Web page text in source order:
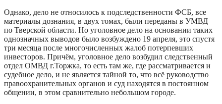
Однако, дело не относилось к подследственности ФСБ, все
материалы дознания, в двух томах, были переданы в УМВД
по Тверской области. Но уголовное дело на основании таких
однозначных выводов было возбуждено 19 апреля, это спустя
три месяца после многочисленных жалоб потерпевших
инвесторов. Причём, уголовное дело возбудил следственный
отдел ОМВД г.Торжка, то есть там же, где рассматривается и
судебное дело, и не является тайной то, что всё руководство
правоохранительных органов и суд находятся в постоянном
общении, в этом сравнительно небольшом городе.